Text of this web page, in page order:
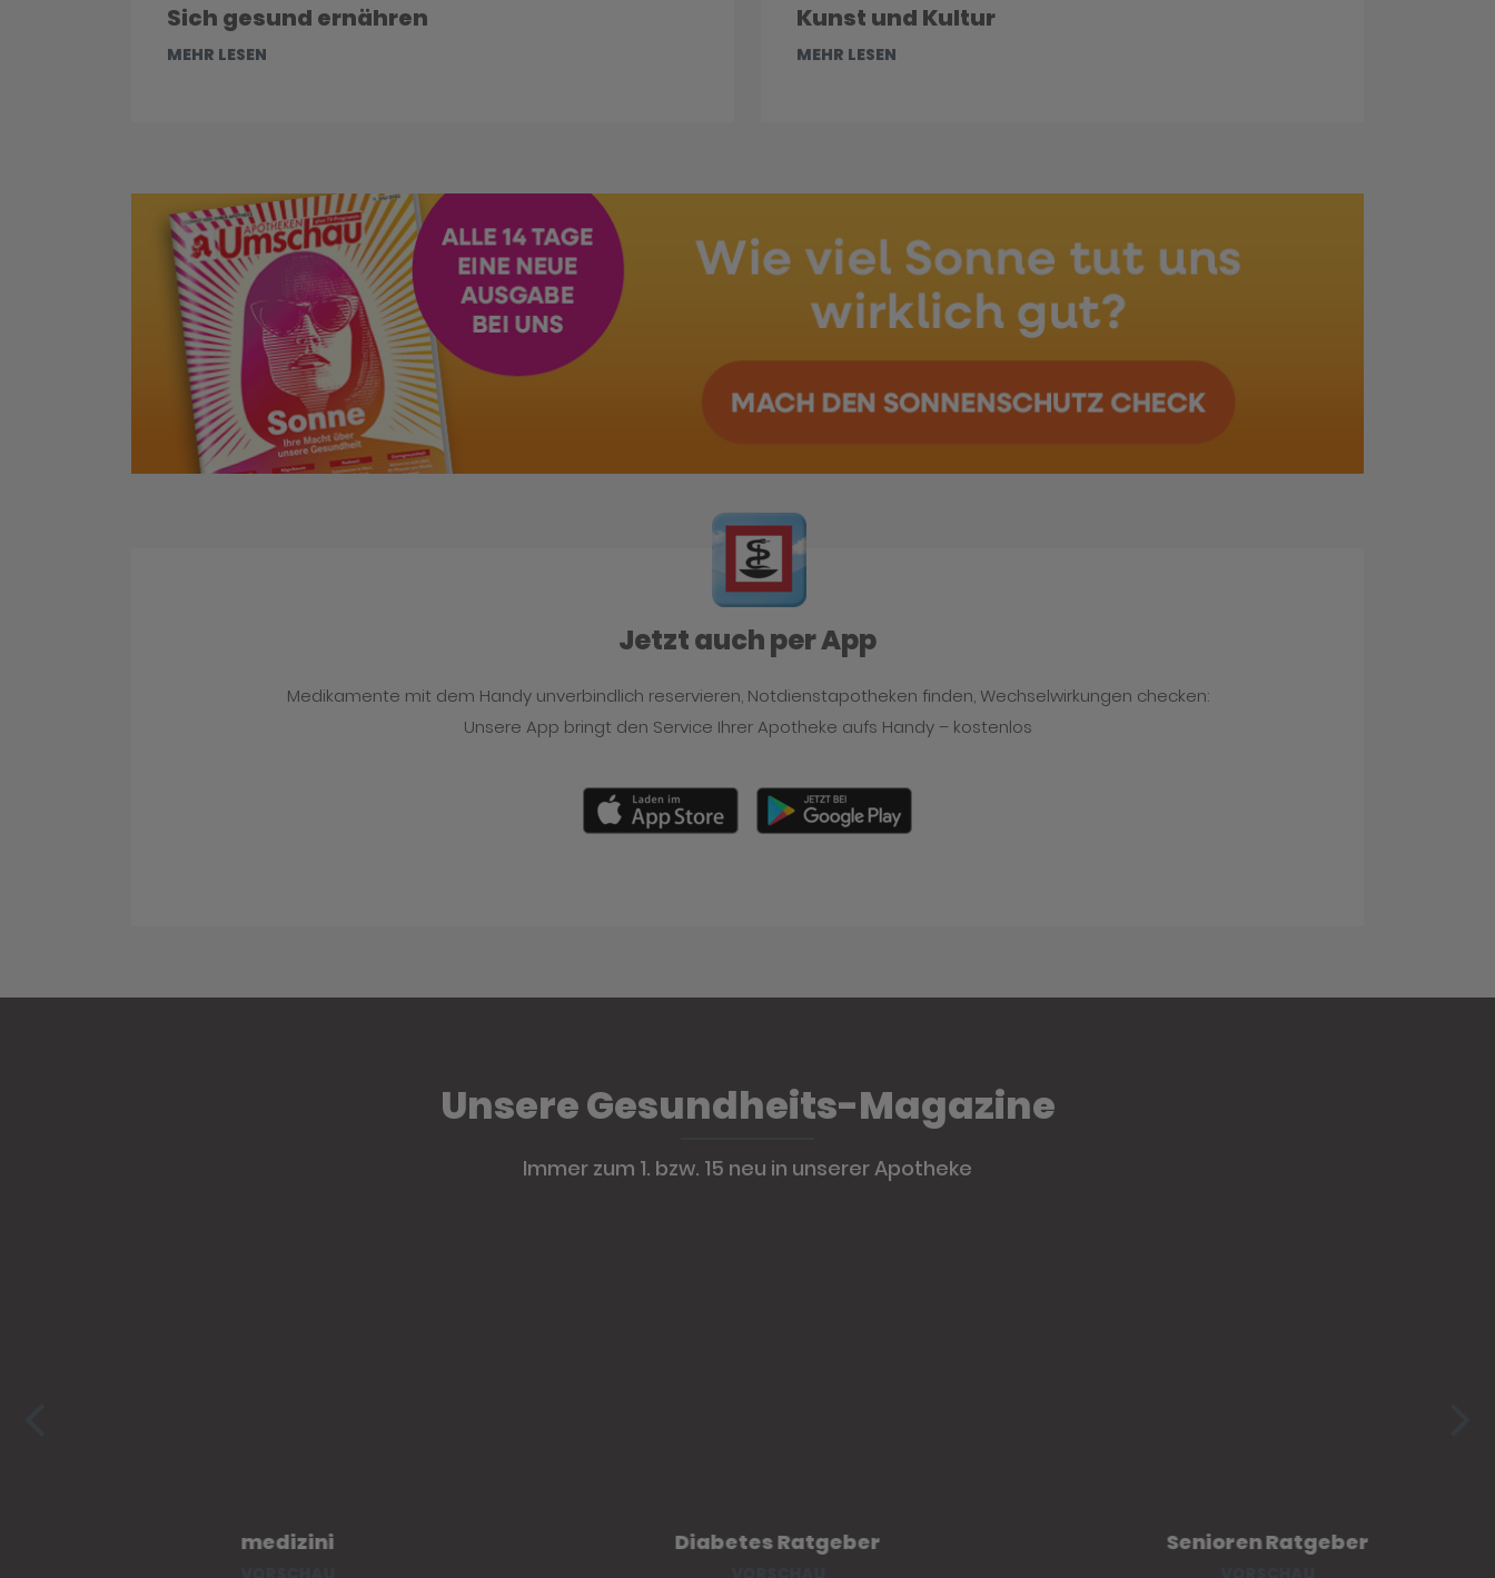
Sich gesund ernähren
MEHR LESEN
Kunst und Kultur
MEHR LESEN
Jetzt auch per App
Medikamente mit dem Handy unverbindlich reservieren, Notdienstapotheken finden, Wechselwirkungen checken:
Unsere App bringt den Service Ihrer Apotheke aufs Handy – kostenlos
Unsere Gesundheits-Magazine
Immer zum 1. bzw. 15 neu in unserer Apotheke
medizini Diabetes Ratgeber Senioren Ratgeber